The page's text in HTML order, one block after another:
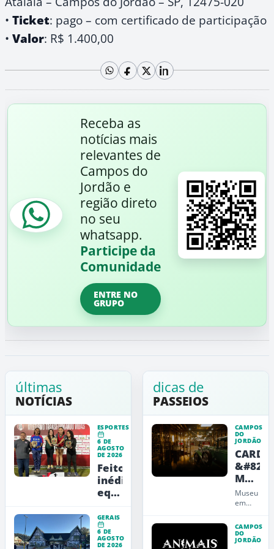
• Ticket: pago – com certificado de participação
• Valor: R$ 1.400,00
Receba as
notícias mais
relevantes de
Campos do
Jordão e
região direto
no seu
whatsapp.
Participe da
Comunidade
ENTRE NO
GRUPO
últimas
NOTÍCIAS
ESPORTES
6 DE
AGOSTO
DE 2026
Feito
inédito:
equipe
jordanense
conquista
título
GERAIS
6 DE
AGOSTO
DE 2026
dicas de
PASSEIOS
CAMPOS
DO
JORDÃO
CARDE
Museu
de
Arte,
e
Museu
em
do
Jordão
que
CAMPOS
DO
JORDÃO